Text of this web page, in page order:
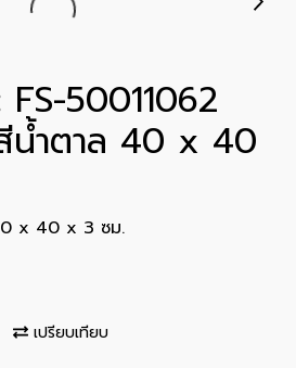
50011062
น้ำตาล 40 x 40
x 40 x 3 ซม.
เปรียบเทียบ